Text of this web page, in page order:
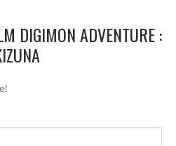
DIGIMON ADVENTURE :